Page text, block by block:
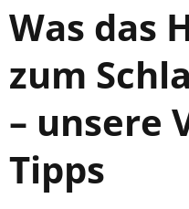
Was das
zum
– unsere
Tipps